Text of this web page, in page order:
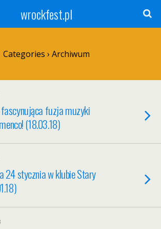
wrockfest.pl
Categories › Archiwum
fascynująca fuzja muzyki
(18.03.18)
24 stycznia w klubie Stary